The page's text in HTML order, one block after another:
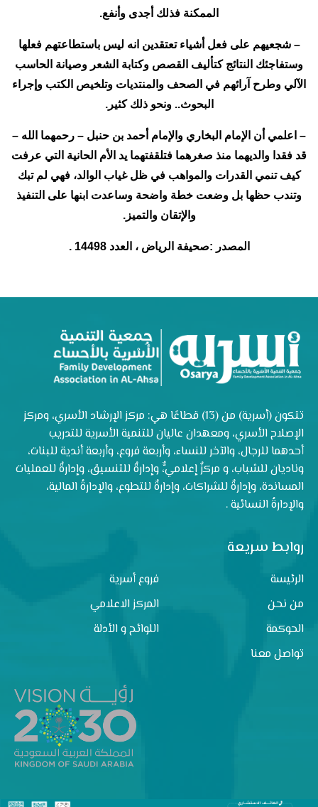
الممكنة فذلك أجدى وأنفع.
– شجعيهم على فعل أشياء تعتقدين انه ليس باستطاعتهم فعلها
وستفاجئك النتائج كتأليف القصص وكتابة الشعر وصيانة الحاسب
الآلي وطرح آرائهم في الصحف والمنتديات وتلخيص الكتب وإجراء
البحوث.. ونحو ذلك كثير.
– اعلمي أن الإمام البخاري والإمام أحمد بن حنبل – رحمهما الله –
قد فقدا والديهما منذ صغرهما فتلقفتهما يد الأم الحانية التي عرفت
كيف تنمي القدرات والمواهب في ظل غياب الوالد، فهي لم تبك
وتندب حظها بل وضعت خطة واضحة وساعدت ابنها على التنفيذ
والإتقان والتميز.
المصدر :صحيفة الرياض ، العدد 14498 .
تتكون (أسرية) من (13) قطاعًا هي: مركز الإرشاد الأسري، ومركز
الإصلاح الأسري، ومعهدان عاليان للتنمية الأسرية للتدريب
أحدهما للرجال، والآخر للنساء، وأربعة فروع، وأربعة أندية للبنات،
وناديان للشباب، و مركزٌ إعلاميٌّ، وإدارةٌ للتنسيق، وإدارةٌ للعمليات
المساندة، وإدارةٌ للشراكات، وإدارةٌ للتطوع، والإدارةُ المالية،
والإدارةُ النسائية .
روابط سريعة
الرئيسة
فروع أسرية
من نحن
المركز الاعلامي
الحوكمة
اللوائح و الأدلة
تواصل معنا